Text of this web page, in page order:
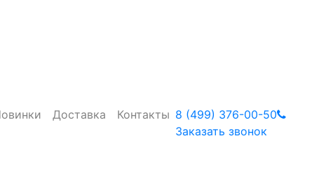
Доставка Контакты 8 (499) 376-00-50
Заказать звонок